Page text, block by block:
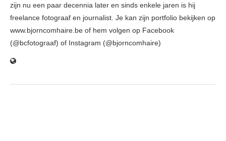
zijn nu een paar decennia later en sinds enkele jaren is hij
freelance fotograaf en journalist. Je kan zijn portfolio bekijken op
www.bjorncomhaire.be of hem volgen op Facebook
(@bcfotograaf) of Instagram (@bjorncomhaire)